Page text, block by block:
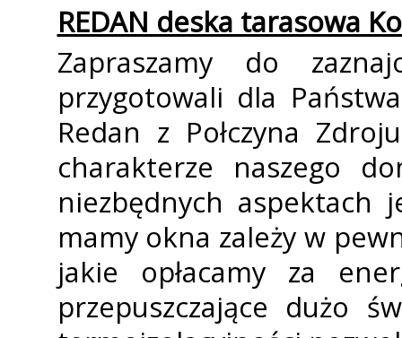
REDAN deska tarasowa
Zapraszamy do
przygotowali dla
Redan z Połczyna
charakterze naszego
niezbędnych aspektach
mamy okna zależy w
jakie opłacamy za
przepuszczające dużo